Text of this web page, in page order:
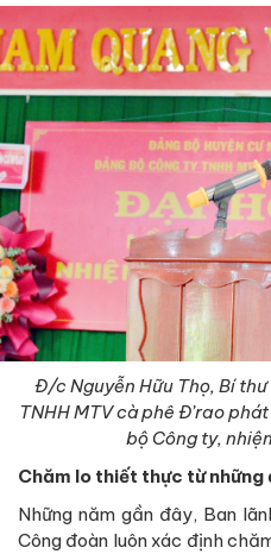
Đ/c Nguyễn Hữu Thọ, Bí
TNHH MTV cà phê Đ’raophát
bộ Công ty,
Chăm lo thiết thực từ những
Những năm gần đây, Ban
Công đoàn luôn xác định